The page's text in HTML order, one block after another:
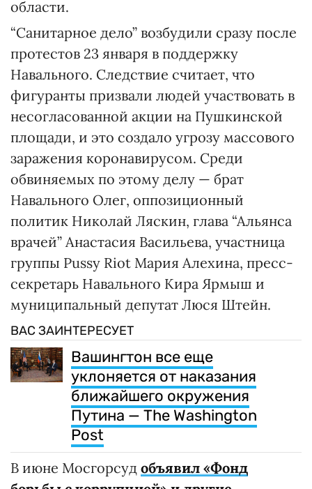
области.
“Санитарное дело” возбудили сразу после
протестов 23 января в поддержку
Навального. Следствие считает, что
фигуранты призвали людей участвовать в
несогласованной акции на Пушкинской
площади, и это создало угрозу массового
заражения коронавирусом. Среди
обвиняемых по этому делу — брат
Навального Олег, оппозиционный
политик Николай Ляскин, глава “Альянса
врачей” Анастасия Васильева, участница
группы Pussy Riot Мария Алехина, пресс-
секретарь Навального Кира Ярмыш и
муниципальный депутат Люся Штейн.
ВАС ЗАИНТЕРЕСУЕТ
Вашингтон все еще
уклоняется от наказания
ближайшего окружения
Путина — The Washington
Post
В июне Мосгорсуд объявил «Фонд